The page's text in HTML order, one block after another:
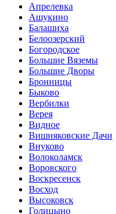
Апрелевка
Ашукино
Балашиха
Белоозерский
Богородское
Большие Вяземы
Большие Дворы
Бронницы
Быково
Вербилки
Верея
Видное
Вишняковские Дачи
Внуково
Волоколамск
Воровского
Воскресенск
Восход
Высоковск
Голицыно